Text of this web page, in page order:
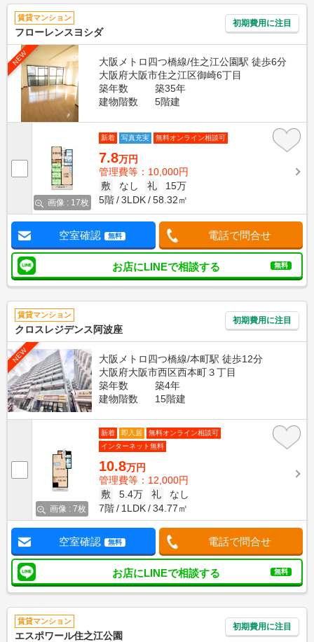
賃貸マンション
フローレンスヨシダ
初期費用に注目
NEW
大阪メトロ四つ橋線/住之江公園駅 徒歩6分
大阪府大阪市住之江区御崎6丁目
築年数
築35年
建物階数
5階建
画像 : 17枚
新着 写真充実 無料オンライン相談可
7.8万円
管理費等：10,000円
敷
なし 礼
15万
5階
3LDK 58.32㎡
空室確認 無料 電話で問合せ
お店にLINEで相談する 無料
賃貸マンション
クロスレジデンス阿波座
初期費用に注目
NEW
大阪メトロ四つ橋線/本町駅 徒歩12分
大阪府大阪市西区西本町３丁目
築年数
築4年
建物階数
15階建
画像 : 7枚
新着 即入居
無料オンライン相談可
インターネット無料
10.8万円
管理費等：12,000円
敷
5.4万 礼
なし
7階
1LDK 34.77㎡
空室確認 無料 電話で問合せ
お店にLINEで相談する 無料
賃貸マンション
エスポワール住之江公園
初期費用に注目